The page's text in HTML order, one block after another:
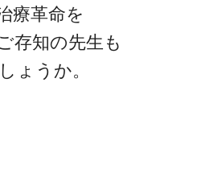
療革命を
存知の先生も
ょうか。